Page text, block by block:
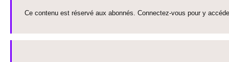
Ce contenu est réservé aux abonnés. Connectez-vous pour y